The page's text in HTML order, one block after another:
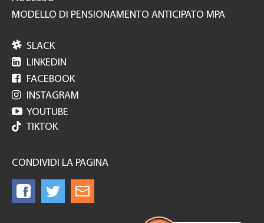
MODELLO DI PENSIONAMENTO ANTICIPATO MPA
 SLACK
 LINKEDIN
 FACEBOOK
 INSTAGRAM
 YOUTUBE
TIKTOK
CONDIVIDI LA PAGINA